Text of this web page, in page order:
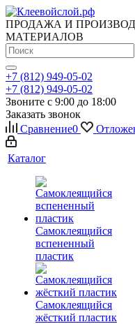
ПРОДАЖА И
МАТЕРИАЛОВ
+7 (812) 949-05-02
+7 (812) 949-05-02
Звоните с 9:00 до 18:00
Заказать звонок
Сравнение0
Каталог
Самоклеящийся
вспененный
пластик
Самоклеящийся
жёсткий пластик